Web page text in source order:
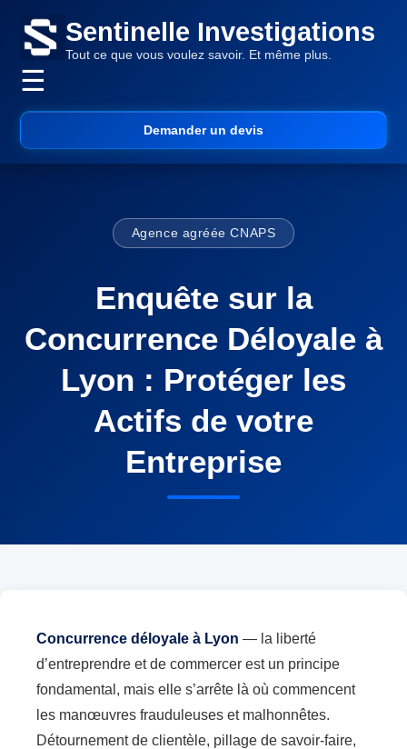
Sentinelle Investigations
Tout ce que vous voulez savoir. Et même plus.
Demander un devis
☰
Agence agréée CNAPS
Enquête sur la
Concurrence Déloyale à
Lyon : Protéger les
Actifs de votre
Entreprise
Concurrence déloyale à Lyon — la liberté
d’entreprendre et de commercer est un principe
fondamental, mais elle s’arrête là où commencent
les manœuvres frauduleuses et malhonnêtes.
Détournement de clientèle, pillage de savoir-faire,